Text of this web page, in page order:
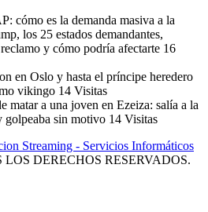
cómo es la demanda masiva a la
los 25 estados demandantes,
y cómo podría afectarte 16
en Oslo y hasta el príncipe heredero
vikingo 14 Visitas
matar a una joven en Ezeiza: salía a la
golpeaba sin motivo 14 Visitas
Streaming - Servicios Informáticos
DERECHOS RESERVADOS.